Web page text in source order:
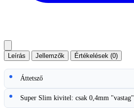
Leírás Jellemzők Értékelések (0)
Áttetsző
Super Slim kivitel: csak 0,4mm "vastag"